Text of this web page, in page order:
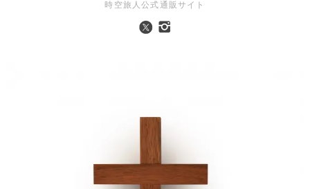
時空旅人公式通販サイト